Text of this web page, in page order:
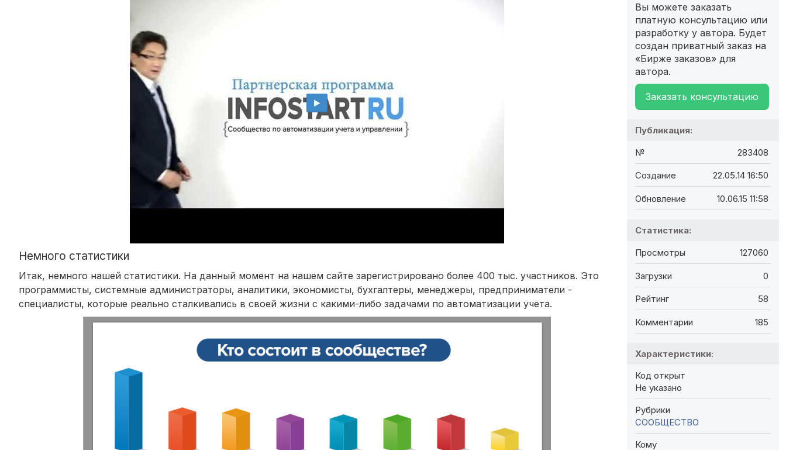
Немного статистики
Итак, немного нашей статистики. На данный момент на нашем сайте зарегистрировано более 400 тыс. участников. Это
программисты, системные администраторы, аналитики, экономисты, бухгалтеры, менеджеры, предприниматели -
специалисты, которые реально сталкивались в своей жизни с какими-либо задачами по автоматизации учета.
Вы можете заказать
платную консультацию или
разработку у автора. Будет
создан приватный заказ на
«Бирже заказов» для
автора.
Заказать консультацию
Публикация:
№ 283408
Создание 22.05.14 16:50
Обновление 10.06.15 11:58
Статистика:
Просмотры 127060
Загрузки 0
Рейтинг 58
Комментарии 185
Характеристики:
Код открыт
Не указано
Рубрики
СООБЩЕСТВО
Кому